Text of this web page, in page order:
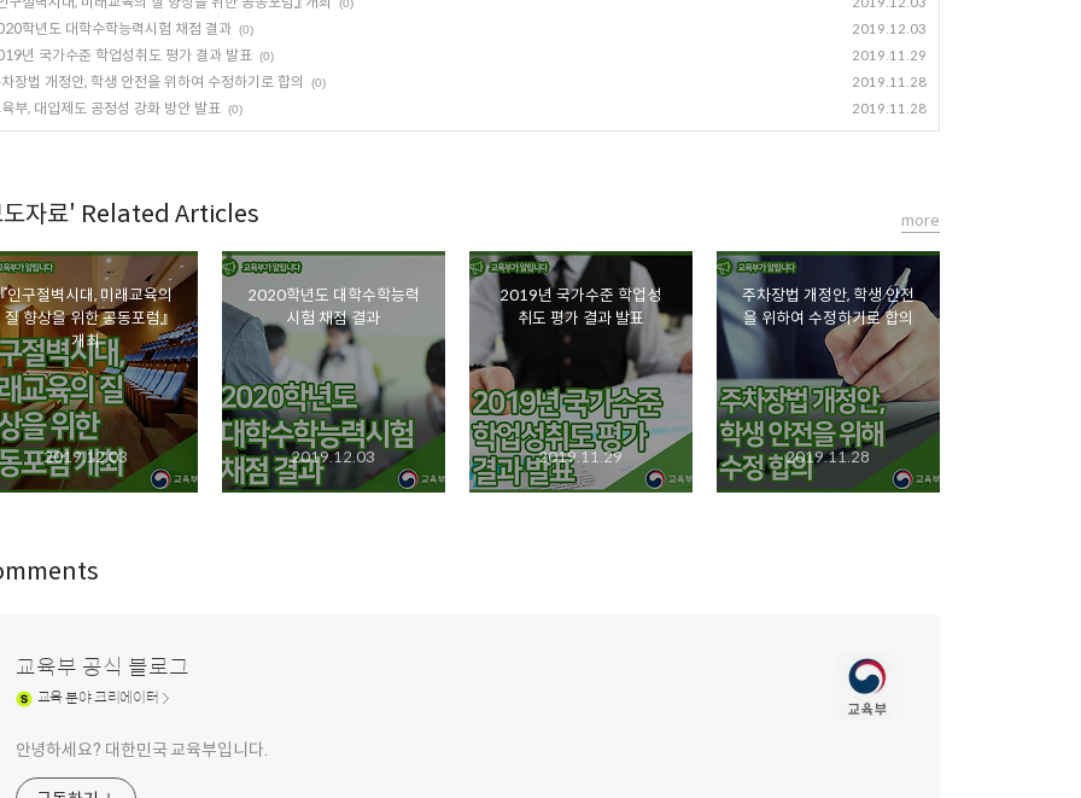
(0)
학년도 대학수학능력시험 채점 결과 (0) 2019.12.03
년 국가수준 학업성취도 평가 결과 발표 (0) 2019.11.29
장법 개정안, 학생 안전을 위하여 수정하기로 합의 (0) 2019.11.28
부, 대입제도 공정성 강화 방안 발표 (0) 2019.11.28
자료' Related Articles
『인구절벽시대, 미래교육의
질 향상을 위한 공동포럼』
개최
2019.12.03
2020학년도 대학수학능력
시험 채점 결과
2019.12.03
2019년 국가수준 학업성
취도 평가 결과 발표
2019.11.29
주차장법 개정안, 학생 안전
을 위하여 수정하기로 합의
2019.11.28
more
교육부 공식 블로그
교육분야 크리에이터
안녕하세요? 대한민국 교육부입니다.